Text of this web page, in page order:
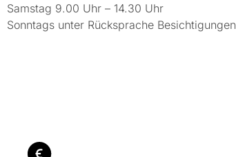
Samstag 9.00 Uhr – 14.30 Uhr
Sonntags unter Rücksprache